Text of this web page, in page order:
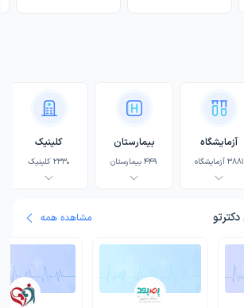
آزمایشگاه
3881 آزمایشگاه
بیمارستان
449 بیمارستان
کلینیک
2330 کلینیک
مشاهده همه